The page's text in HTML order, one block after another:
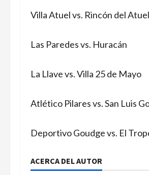
Villa Atuel vs. Rincón del Atuel
Las Paredes vs. Huracán
La Llave vs. Villa 25 de Mayo
Atlético Pilares vs. San Luis
Deportivo Goudge vs. El
ACERCA DEL AUTOR